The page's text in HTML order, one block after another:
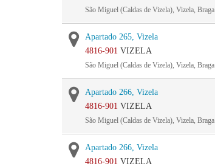
São Miguel (Caldas de Vizela), Vizela, Braga
Apartado 265, Vizela
4816-901 VIZELA
São Miguel (Caldas de Vizela), Vizela, Braga
Apartado 266, Vizela
4816-901 VIZELA
São Miguel (Caldas de Vizela), Vizela, Braga
Apartado 266, Vizela
4816-901 VIZELA